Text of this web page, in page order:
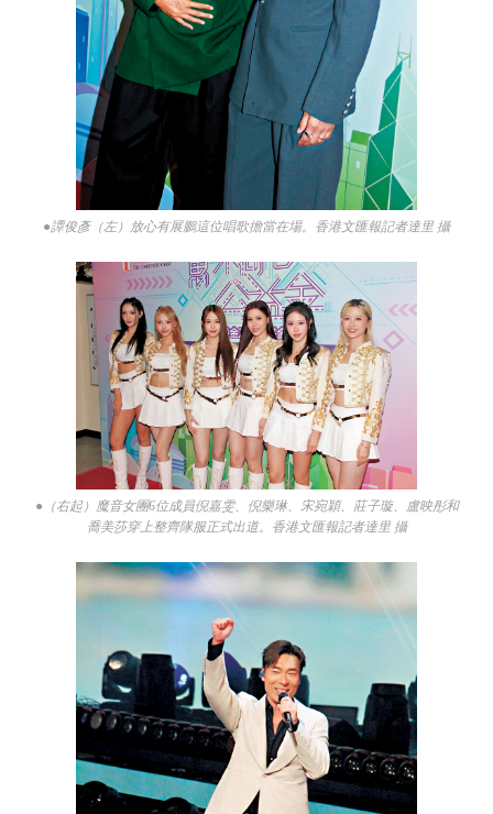
●譚俊彥（左）放心有展鵬這位唱歌擔當在場。香港文匯報記者達里 攝
●（右起）魔音女團6位成員倪嘉雯、倪樂琳、宋宛穎、莊子璇、盧映彤和
喬美莎穿上整齊隊服正式出道。香港文匯報記者達里 攝